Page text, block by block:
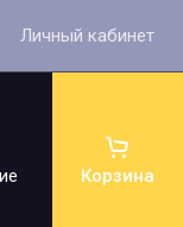
Личный кабинет
Корзина